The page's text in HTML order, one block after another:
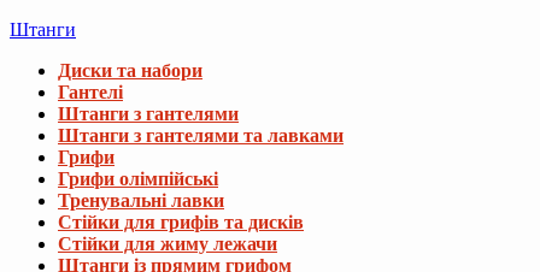
Штанги
Диски та набори
Гантелі
Штанги з гантелями
Штанги з гантелями та лавками
Грифи
Грифи олімпійські
Тренувальні лавки
Стійки для грифів та дисків
Стійки для жиму лежачи
Штанги із прямим грифом